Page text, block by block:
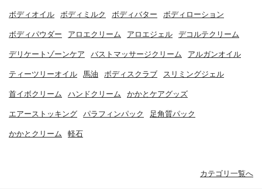
ボディオイル ボディミルク ボディバター ボディローション
ボディパウダー アロエクリーム アロエジェル デコルテクリーム
デリケートゾーンケア バストマッサージクリーム アルガンオイル
ティーツリーオイル 馬油 ボディスクラブ スリミングジェル
首イボクリーム ハンドクリーム かかとケアグッズ
エアーストッキング パラフィンパック 足角質パック
かかとクリーム 軽石
カテゴリ一覧へ